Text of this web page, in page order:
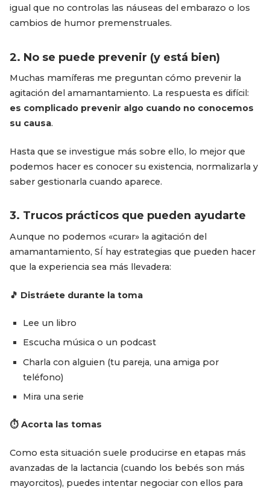
igual que no controlas las náuseas del embarazo o los
cambios de humor premenstruales.
2. No se puede prevenir (y está bien)
Muchas mamíferas me preguntan cómo prevenir la
agitación del amamantamiento. La respuesta es difícil:
es complicado prevenir algo cuando no conocemos
su causa.
Hasta que se investigue más sobre ello, lo mejor que
podemos hacer es conocer su existencia, normalizarla y
saber gestionarla cuando aparece.
3. Trucos prácticos que pueden ayudarte
Aunque no podemos «curar» la agitación del
amamantamiento, SÍ hay estrategias que pueden hacer
que la experiencia sea más llevadera:
🎵 Distráete durante la toma
Lee un libro
Escucha música o un podcast
Charla con alguien (tu pareja, una amiga por
teléfono)
Mira una serie
⏱️ Acorta las tomas
Como esta situación suele producirse en etapas más
avanzadas de la lactancia (cuando los bebés son más
mayorcitos), puedes intentar negociar con ellos para